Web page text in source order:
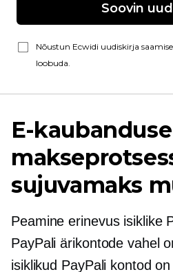
Soovin
Nõustun Ecwidi uudiskirja
loobuda.
E-kaubanduse
sujuvamaks
Peamine erinevus isiklike
PayPali ärikontode vahel
isiklikud PayPali kontod